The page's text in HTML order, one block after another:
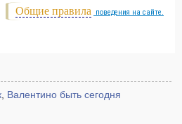
Общие правила поведения на сайте.
Валентино быть сегодня